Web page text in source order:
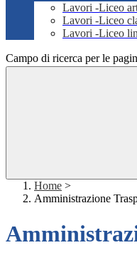
Lavori -Liceo
Lavori -Liceo
Lavori -Liceo
Campo di ricerca per le
Home >
Amministrazione